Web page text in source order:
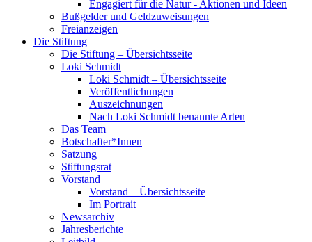
Engagiert für die Natur - Aktionen und Ideen
Bußgelder und Geldzuweisungen
Freianzeigen
Die Stiftung
Die Stiftung – Übersichtsseite
Loki Schmidt
Loki Schmidt – Übersichtsseite
Veröffentlichungen
Auszeichnungen
Nach Loki Schmidt benannte Arten
Das Team
Botschafter*Innen
Satzung
Stiftungsrat
Vorstand
Vorstand – Übersichtsseite
Im Portrait
Newsarchiv
Jahresberichte